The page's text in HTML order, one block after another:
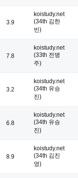
3.9
koistudy.net
(34th 김한
빈)
7.8
koistudy.net
(33th 전병
주)
3.2
koistudy.net
(34th 유승
진)
6.8
koistudy.net
(34th 유승
진)
8.9
koistudy.net
(34th 김진
영)